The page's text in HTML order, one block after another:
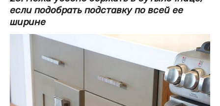
если подобрать подставку по всей ее
ширине